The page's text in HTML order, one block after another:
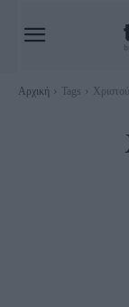
Αρχική Tags